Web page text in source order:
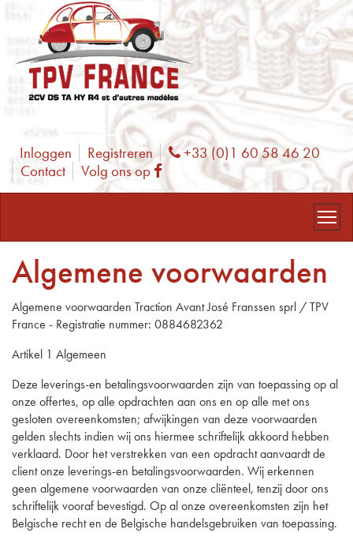
Inloggen Registreren Phone
+33 (0)1 60 58 46 20
Contact
Volg ons op Facebook
Algemene voorwaarden
Algemene voorwaarden Traction Avant José Franssen sprl / TPV
France - Registratie nummer: 0884682362
Artikel 1 Algemeen
Deze leverings-en betalingsvoorwaarden zijn van toepassing op al
onze offertes, op alle opdrachten aan ons en op alle met ons
gesloten overeenkomsten; afwijkingen van deze voorwaarden
gelden slechts indien wij ons hiermee schriftelijk akkoord hebben
verklaard. Door het verstrekken van een opdracht aanvaardt de
client onze leverings-en betalingsvoorwaarden. Wij erkennen
geen algemene voorwaarden van onze cliënteel, tenzij door ons
schriftelijk vooraf bevestigd. Op al onze overeenkomsten zijn het
Belgische recht en de Belgische handelsgebruiken van toepassing.